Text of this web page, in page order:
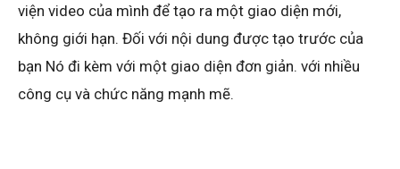
viện video của mình để tạo ra một giao diện mới,
không giới hạn. Đối với nội dung được tạo trước của
bạn Nó đi kèm với một giao diện đơn giản. với nhiều
công cụ và chức năng mạnh mẽ.